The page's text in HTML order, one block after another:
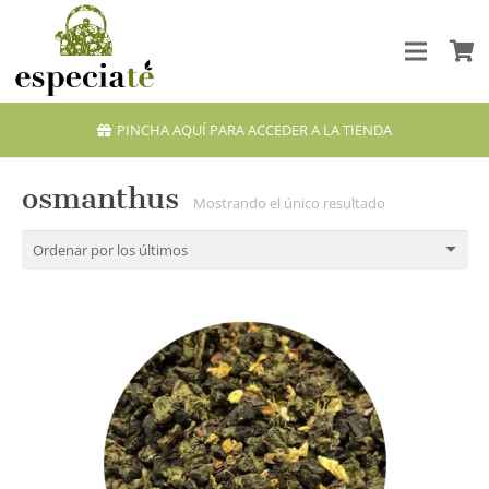
PINCHA AQUÍ PARA ACCEDER A LA TIENDA
osmanthus Mostrando el único resultado